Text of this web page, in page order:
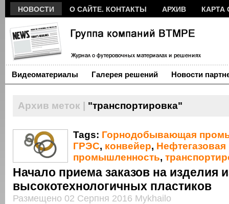
НОВОСТИ О САЙТЕ. КОНТАКТЫ АРХИВ КАРТА
Видеоматериалы Галерея решений Новости
Архив меток | "транспортировка"
Tags: Горнодобывающая
ГРЭС, конвейер, Нефтегазовая
промышленность,
Начало приема заказов на изделия
высокотехнологичных пластиков
Размещено 02 Серпня 2016 Mykhailo